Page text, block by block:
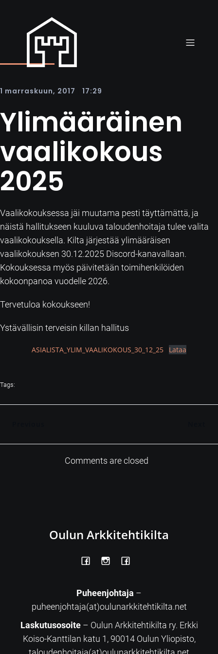
1 marraskuun, 2017 17:29
Ylimääräinen
vaalikokous
2025
Vaalikokouksessa jäi muutama pesti täyttämättä, ja
näistä hallitukseen kuuluva taloudenhoitaja tulee valita
vaalikokouksella. Kilta järjestää ylimääräisen
vaalikokouksen 30.12.2025 Discord-kanavallaan.
Kokouksessa myös päivitetään toimihenkilöiden
kokoonpanoa vuodelle 2026.
Tervetuloa kokoukseen!
Ystävällisin terveisin killan hallitus
ASIALISTA_YLIM_VAALIKOKOUS_30_12_25 Lataa
Tags:
Comments are closed
Oulun Arkkitehtikilta
Puheenjohtaja –
puheenjohtaja(at)oulunarkkitehtikilta.net
Laskutusosoite– Oulun Arkkitehtikilta ry. Erkki
Koiso-Kanttilan katu 1, 90014 Oulun Yliopisto,